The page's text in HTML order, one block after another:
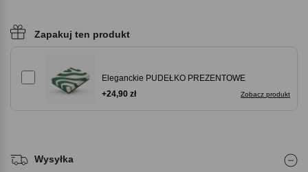
Zapakuj ten produkt
Eleganckie PUDEŁKO PREZENTOWE
Zobacz produkt
+24,90 zł
Wysyłka